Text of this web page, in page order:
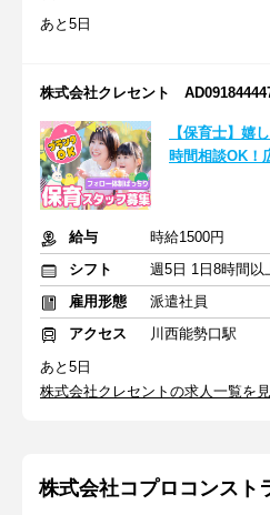
あと5日
株式会社クレセント
【保育士】嬉
時間相談OK！
給与
時給1500円
シフト
週5日 1日8時間以
雇用形態
派遣社員
アクセス
川西能勢口駅
あと5日
株式会社クレセントの求人一覧を
株式会社コプロコンスト